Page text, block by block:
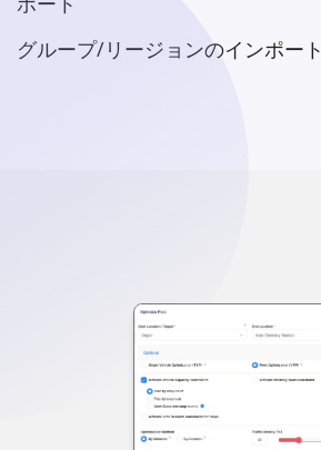
グループ/リージョンのインポート